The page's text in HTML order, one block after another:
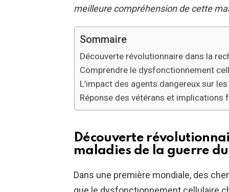
meilleure compréhension de cette
Sommaire
Découverte révolutionnaire dans la
Comprendre le dysfonctionnement
L’impact des agents dangereux sur
Réponse des vétérans et implications
Découverte
maladies de la guerre
Dans une première mondiale, des